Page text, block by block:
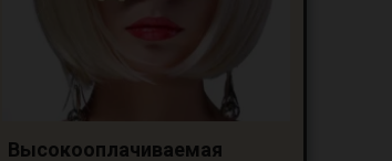
Высокооплачиваемая